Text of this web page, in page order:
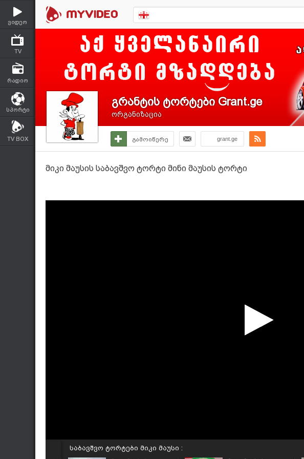
ვიდეო
TV
რადიო
სპორტი
TV BOX
გრანტის ტორტები Grant.ge
ორგანიზაცია
გამოიწერე grant.ge
მიკი მაუსის საბავშვო ტორტი მინი მაუსის ტორტი
საბავშვო ტორტები მიკი მაუსი :